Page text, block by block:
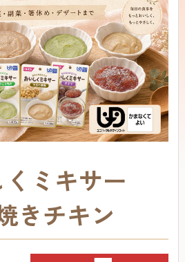
ミキサー
きチキン